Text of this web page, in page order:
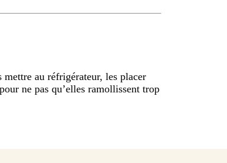
au réfrigérateur, les placer
ne pas qu’elles ramollissent trop